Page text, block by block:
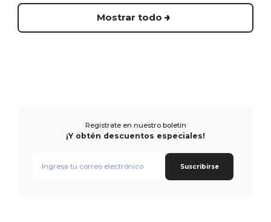
Mostrar todo
Regístrate en nuestro boletín
¡Y obtén descuentos especiales!
Suscribirse